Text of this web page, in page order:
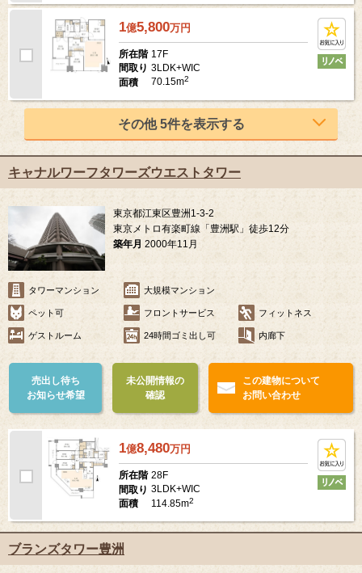
1億5,800万円
所在階 17F
間取り 3LDK+WIC
面積
70.15m2
その他 5件を表示する
キャナルワーフタワーズウエストタワー
東京都江東区豊洲1-3-2
東京メトロ有楽町線「豊洲駅」徒歩12分
築年月 2000年11月
タワーマンション 大規模マンション
ペット可 フロントサービス フィットネス
ゲストルーム 24時間ゴミ出し可 内廊下
売出し待ち
お知らせ希望
未公開情報の
確認
この建物について
お問い合わせ
1億8,480万円
所在階 28F
間取り 3LDK+WIC
面積
114.85m2
ブランズタワー豊洲